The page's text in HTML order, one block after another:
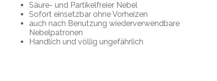
Säure- und Partikelfreier Nebel
Sofort einsetzbar ohne Vorheizen
auch nach Benutzung wiederverwendbare
Nebelpatronen
Handlich und völlig ungefährlich